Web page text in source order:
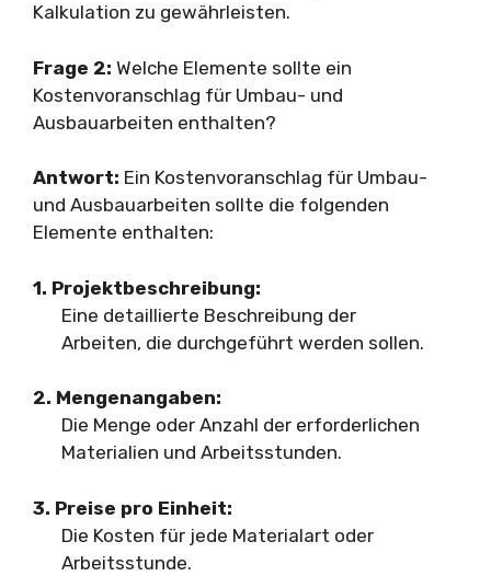
Kalkulation zu gewährleisten.
Frage 2: Welche Elemente sollte ein
Kostenvoranschlag für Umbau- und
Ausbauarbeiten enthalten?
Antwort: Ein Kostenvoranschlag für Umbau-
und Ausbauarbeiten sollte die folgenden
Elemente enthalten:
1. Projektbeschreibung:
Eine detaillierte Beschreibung der
Arbeiten, die durchgeführt werden sollen.
2. Mengenangaben:
Die Menge oder Anzahl der erforderlichen
Materialien und Arbeitsstunden.
3. Preise pro Einheit:
Die Kosten für jede Materialart oder
Arbeitsstunde.